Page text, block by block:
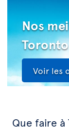
Nos
Toronto
Voir les
Que faire